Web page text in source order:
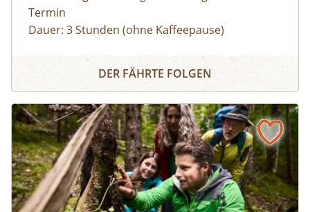
Termin
Dauer: 3 Stunden (ohne Kaffeepause)
Gesäuse mit Nationalpark Ranger:in – wilde
Natur und besondere Orte.
Bus muss gestellt werden. Auf Wunsch ist eine
Kaffeepause im Nationalpark Pavillon
Gstatterboden möglich (nicht im Preis
inkludiert, muss selbst organisiert
werden).Wetterfeste Bekleidung und festes
Schuhwerk für Zwischenstopps ist
Panoramarundfahrt im Nationalpark Gesäuse
DER FÄHRTE FOLGEN